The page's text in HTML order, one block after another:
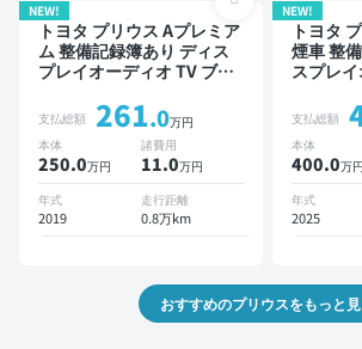
NEW!
トヨタ プリウス Aプレミア
ム 整備記録簿あり ディス
プレイオーディオ TV ブラ
マートキー ETC バックモ
ニター ドライブレコーダー
衝突軽減
支払総額 261.0万円
本体
250.0万円
諸費用
11.0万円
年式
2019
走行距離
0.8万km
NEW!
トヨタ
煙車 整
スプレ
デジタル
ートクル
ETC サ
クドア
方位カメ
ダー 衝
支払総額
本体
400.0万円
年式
2025
おすすめのプリウスをもっと